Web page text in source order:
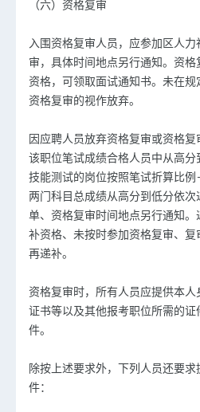
（六）资格复审
入围资格复审人员，应参加区人
审，具体时间地点另行通知。资
资格，可领取面试通知书。未在
资格复审的视作放弃。
因应聘人员放弃资格复审或资格
该职位笔试成绩合格人员中从高
技能测试的岗位按照笔试折算比例
两门科目总成绩从高分到低分依次
单、资格复审时间地点另行通知
补资格、未按时参加资格复审、
再递补。
资格复审时，所有人员应提供本
证书等以及其他报考职位所需的
件。
除按上述要求外，下列人员还要
件：